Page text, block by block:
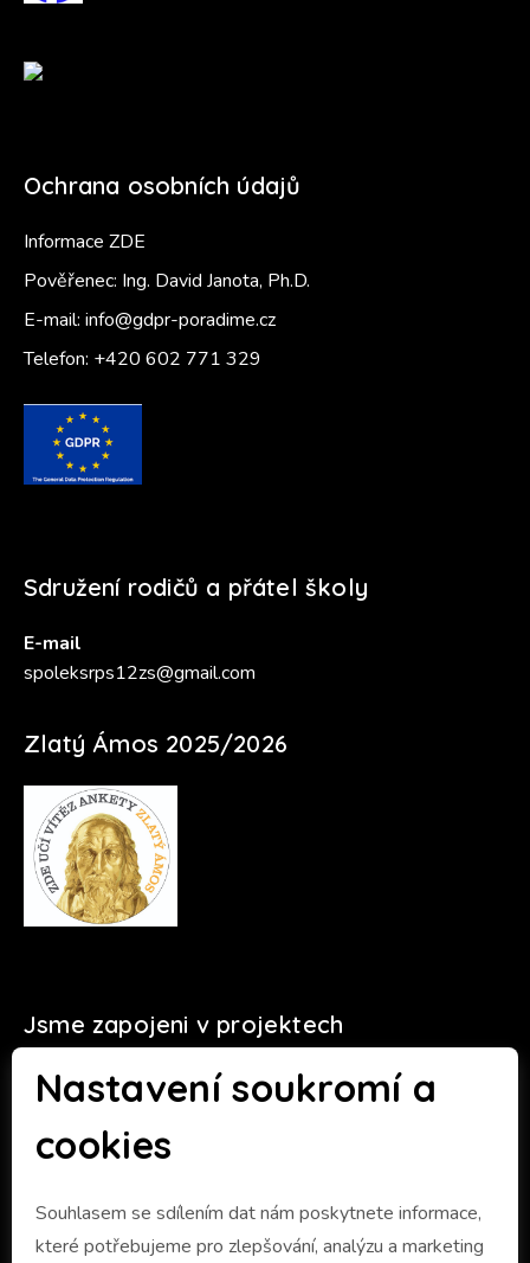
Nastavení soukromí a
cookies
Souhlasem se sdílením dat nám poskytnete informace,
které potřebujeme pro zlepšování, analýzu a marketing
Ochrana osobních údajů
Informace ZDE
Pověřenec: Ing. David Janota, Ph.D.
E-mail: info@gdpr-poradime.cz
Telefon: +420 602 771 329
Sdružení rodičů a přátel školy
E-mail
spoleksrps12zs@gmail.com
Zlatý Ámos 2025/2026
Jsme zapojeni v projektech